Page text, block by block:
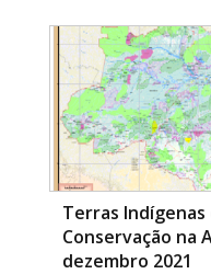
Terras Indígenas
Conservação na
dezembro 2021